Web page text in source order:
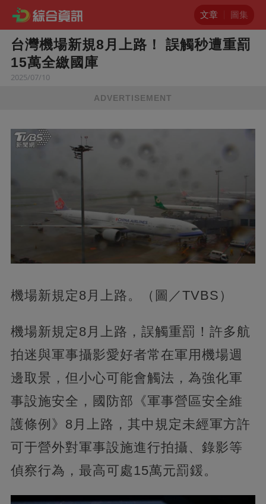
文章 圖集
台灣機場新規8月上路！ 誤觸秒遭重罰
15萬全繳國庫
2025/07/10
ADVERTISEMENT
機場新規定8月上路。（圖／TVBS）
機場新規定8月上路，誤觸重罰！許多航
拍迷與軍事攝影愛好者常在軍用機場週
邊取景，但小心可能會觸法，為強化軍
事設施安全，國防部《軍事營區安全維
護條例》8月上路，其中規定未經軍方許
可于營外對軍事設施進行拍攝、錄影等
偵察行為，最高可處15萬元罰鍰。